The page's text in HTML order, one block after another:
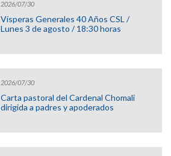
2026/07/30
Vísperas Generales 40 Años CSL /
Lunes 3 de agosto / 18:30 horas
2026/07/30
Carta pastoral del Cardenal Chomali
dirigida a padres y apoderados